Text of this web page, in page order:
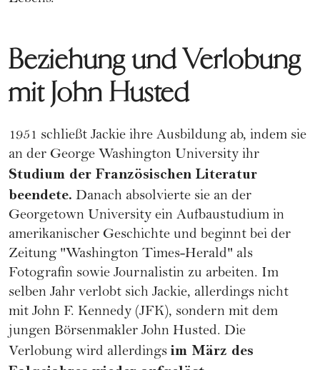
Beziehung und Verlobung
mit John Husted
1951 schließt Jackie ihre Ausbildung ab, indem sie
an der George Washington University ihr
Studium der Französischen Literatur
beendete. Danach absolvierte sie an der
Georgetown University ein Aufbaustudium in
amerikanischer Geschichte und beginnt bei der
Zeitung "Washington Times-Herald" als
Fotografin sowie Journalistin zu arbeiten. Im
selben Jahr verlobt sich Jackie, allerdings nicht
mit John F. Kennedy (JFK), sondern mit dem
jungen Börsenmakler John Husted. Die
Verlobung wird allerdings im März des